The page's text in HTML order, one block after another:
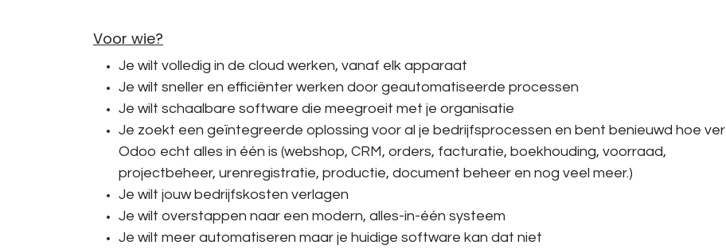
Voor wie?
Je wilt volledig in de cloud werken, vanaf elk apparaat
Je wilt sneller en efficiënter werken door geautomatiseerde processen
Je wilt schaalbare software die meegroeit met je organisatie
Je zoekt een geïntegreerde oplossing voor al je bedrijfsprocessen en bent benieuwd hoe ver
Odoo echt alles in één is (webshop, CRM, orders, facturatie, boekhouding, voorraad,
projectbeheer, urenregistratie, productie, document beheer en nog veel meer.)
Je wilt jouw bedrijfskosten verlagen
Je wilt overstappen naar een modern, alles-in-één systeem
Je wilt meer automatiseren maar je huidige software kan dat niet